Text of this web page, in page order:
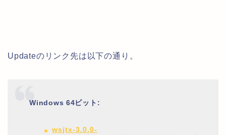
Updateのリンク先は以下の通り。
Windows 64ビット:
wsjtx-3.0.0-